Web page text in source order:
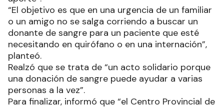
“El objetivo es que en una urgencia de un familiar
o un amigo no se salga corriendo a buscar un
donante de sangre para un paciente que esté
necesitando en quirófano o en una internación”,
planteó.
Realzó que se trata de “un acto solidario porque
una donación de sangre puede ayudar a varias
personas a la vez”.
Para finalizar, informó que “el Centro Provincial de